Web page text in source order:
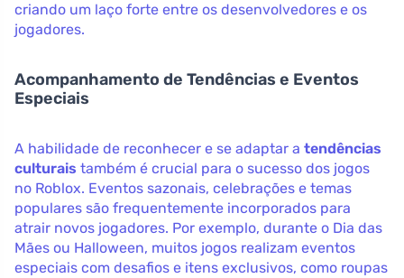
criando um laço forte entre os desenvolvedores e os
jogadores.
Acompanhamento de Tendências e Eventos
Especiais
A habilidade de reconhecer e se adaptar a tendências
culturais também é crucial para o sucesso dos jogos
no Roblox. Eventos sazonais, celebrações e temas
populares são frequentemente incorporados para
atrair novos jogadores. Por exemplo, durante o Dia das
Mães ou Halloween, muitos jogos realizam eventos
especiais com desafios e itens exclusivos, como roupas